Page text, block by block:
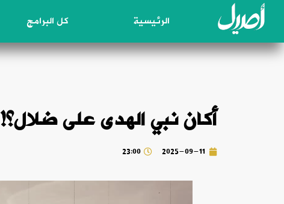
الرئيسية كل البرامج
أكان نبي الهدى على ضلال؟! 2025/9/11
2025-09-11
23:00